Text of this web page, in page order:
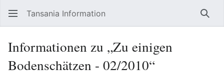
Tansania Information
Informationen zu „Zu einigen
Bodenschätzen - 02/2010“